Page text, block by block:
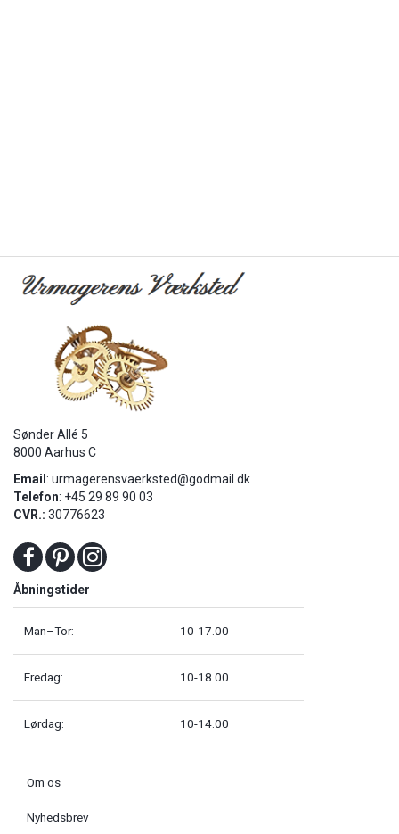
Sønder Allé 5
8000 Aarhus C
Email : urmagerensvaerksted@godmail.dk
Telefon: +45 29 89 90 03
CVR.: 30776623
Åbningstider
Man–Tor: 10-17.00
Fredag: 10-18.00
Lørdag: 10-14.00
Om os
Nyhedsbrev